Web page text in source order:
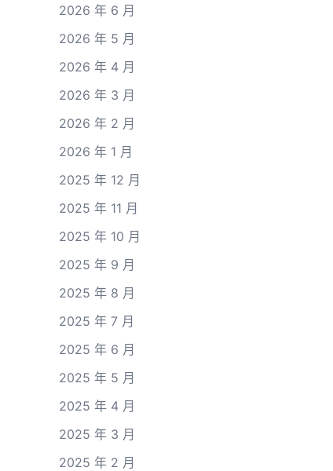
2026 年 6 月
2026 年 5 月
2026 年 4 月
2026 年 3 月
2026 年 2 月
2026 年 1 月
2025 年 12 月
2025 年 11 月
2025 年 10 月
2025 年 9 月
2025 年 8 月
2025 年 7 月
2025 年 6 月
2025 年 5 月
2025 年 4 月
2025 年 3 月
2025 年 2 月